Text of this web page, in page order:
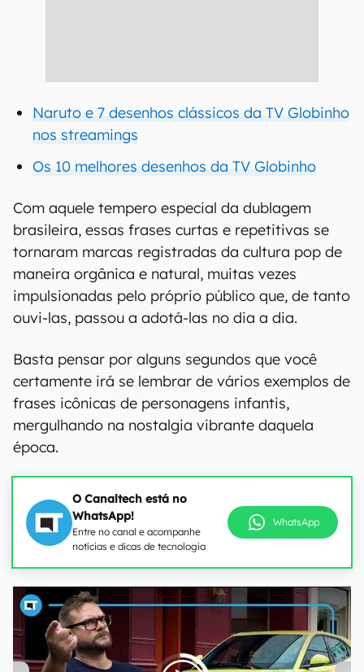
Naruto e 7 desenhos clássicos da TV Globinho
nos streamings
Os 10 melhores desenhos da TV Globinho
Com aquele tempero especial da dublagem
brasileira, essas frases curtas e repetitivas se
tornaram marcas registradas da cultura pop de
maneira orgânica e natural, muitas vezes
impulsionadas pelo próprio público que, de tanto
ouvi-las, passou a adotá-las no dia a dia.
Basta pensar por alguns segundos que você
certamente irá se lembrar de vários exemplos de
frases icônicas de personagens infantis,
mergulhando na nostalgia vibrante daquela
época.
O Canaltech está no
WhatsApp!
Entre no canal e acompanhe
notícias e dicas de tecnologia
WhatsApp